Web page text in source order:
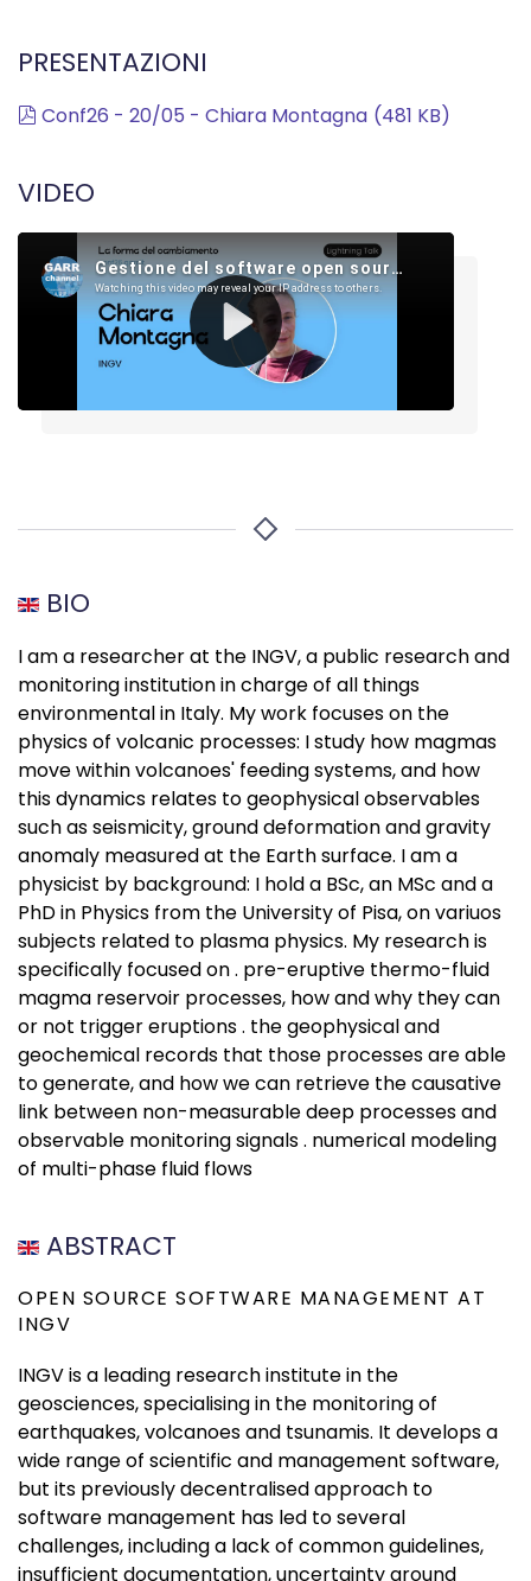
PRESENTAZIONI
pdf
Conf26 - 20/05 - Chiara Montagna (481 KB)
VIDEO
BIO
I am a researcher at the INGV, a public research and
monitoring institution in charge of all things
environmental in Italy. My work focuses on the
physics of volcanic processes: I study how magmas
move within volcanoes' feeding systems, and how
this dynamics relates to geophysical observables
such as seismicity, ground deformation and gravity
anomaly measured at the Earth surface. I am a
physicist by background: I hold a BSc, an MSc and a
PhD in Physics from the University of Pisa, on variuos
subjects related to plasma physics. My research is
specifically focused on . pre-eruptive thermo-fluid
magma reservoir processes, how and why they can
or not trigger eruptions . the geophysical and
geochemical records that those processes are able
to generate, and how we can retrieve the causative
link between non-measurable deep processes and
observable monitoring signals . numerical modeling
of multi-phase fluid flows
ABSTRACT
OPEN SOURCE SOFTWARE MANAGEMENT AT
INGV
INGV is a leading research institute in the
geosciences, specialising in the monitoring of
earthquakes, volcanoes and tsunamis. It develops a
wide range of scientific and management software,
but its previously decentralised approach to
software management has led to several
challenges, including a lack of common guidelines,
insufficient documentation, uncertainty around